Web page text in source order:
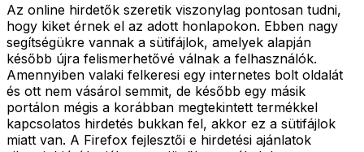
Az online hirdetők szeretik viszonylag pontosan tudni,
hogy kiket érnek el az adott honlapokon. Ebben nagy
segítségükre vannak a sütifájlok, amelyek alapján
később újra felismerhetővé válnak a felhasználók.
Amennyiben valaki felkeresi egy internetes bolt oldalát
és ott nem vásárol semmit, de később egy másik
portálon mégis a korábban megtekintett termékkel
kapcsolatos hirdetés bukkan fel, akkor ez a sütifájlok
miatt van. A Firefox fejlesztői e hirdetési ajánlatok